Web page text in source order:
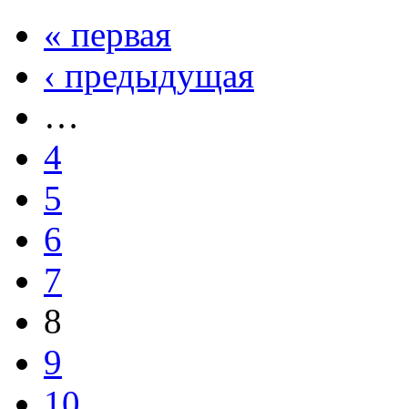
« первая
‹ предыдущая
…
4
5
6
7
8
9